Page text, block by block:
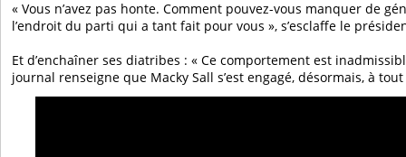
« Vous n’avez pas honte. Comment pouvez-vous manquer de
l’endroit du parti qui a tant fait pour vous », s’esclaffe le
Et d’enchaîner ses diatribes : « Ce comportement est
journal renseigne que Macky Sall s’est engagé, désormais, à